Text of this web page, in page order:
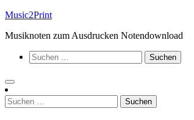
Zum
springen
Music2Print
Musiknoten zum Ausdrucken Notendownload
Suchen
nach:
Suchen
nach: